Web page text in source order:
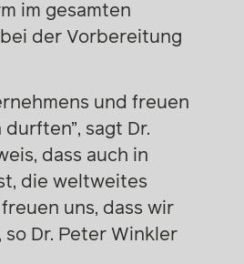
im gesamten
der Vorbereitung
und freuen
sagt Dr.
dass auch in
die weltweites
uns, dass wir
Dr. Peter Winkler